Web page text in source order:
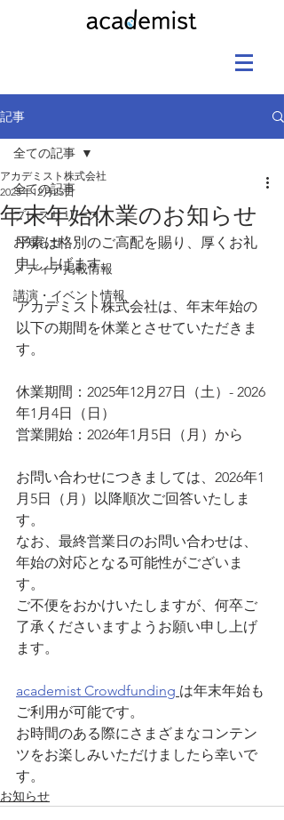
記事
全ての記事
プレスリリース
お知らせ
メディア掲載情報
講演・イベント情報
全ての記事
年末年始休業のお知らせ
アカデミスト株式会社
2025年12月25日
平素は格別のご高配を賜り、厚くお礼
申し上げます。
アカデミスト株式会社は、年末年始の
以下の期間を休業とさせていただきま
す。
休業期間：2025年12月27日（土）- 2026
年1月4日（日）
営業開始：2026年1月5日（月）から
お問い合わせにつきましては、2026年1
月5日（月）以降順次ご回答いたしま
す。
なお、最終営業日のお問い合わせは、
年始の対応となる可能性がございま
す。
ご不便をおかけいたしますが、何卒ご
了承くださいますようお願い申し上げ
ます。
academist Crowdfunding は年末年始も
ご利用が可能です。
お時間のある際にさまざまなコンテン
ツをお楽しみいただけましたら幸いで
す。
お知らせ